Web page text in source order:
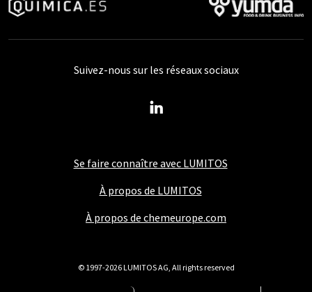
Se faire connaître avec LUMITOS
À propos de LUMITOS
À propos de chemeurope.com
Suivez-nous sur les réseaux sociaux
© 1997-2026 LUMITOS AG, All rights reserved